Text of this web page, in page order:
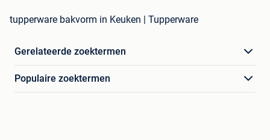
tupperware bakvorm in Keuken | Tupperware
Gerelateerde zoektermen
Populaire zoektermen